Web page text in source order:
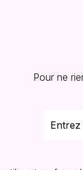
Pour ne